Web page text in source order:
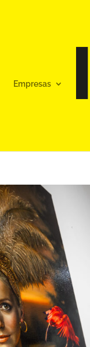
Empresas